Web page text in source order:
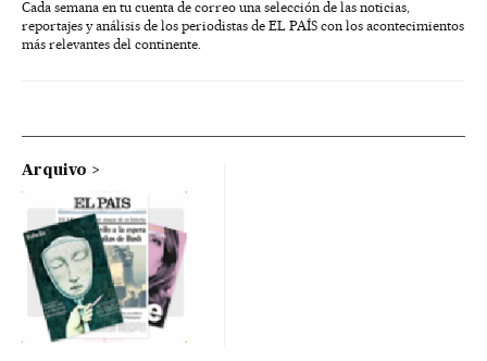
Cada semana en tu cuenta de correo una selección de las noticias,
reportajes y análisis de los periodistas de EL PAÍS con los acontecimientos
más relevantes del continente.
Arquivo